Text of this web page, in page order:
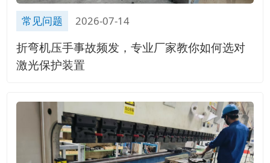
常见问题 2026-07-14
折弯机压手事故频发，专业厂家教你如何选对
激光保护装置